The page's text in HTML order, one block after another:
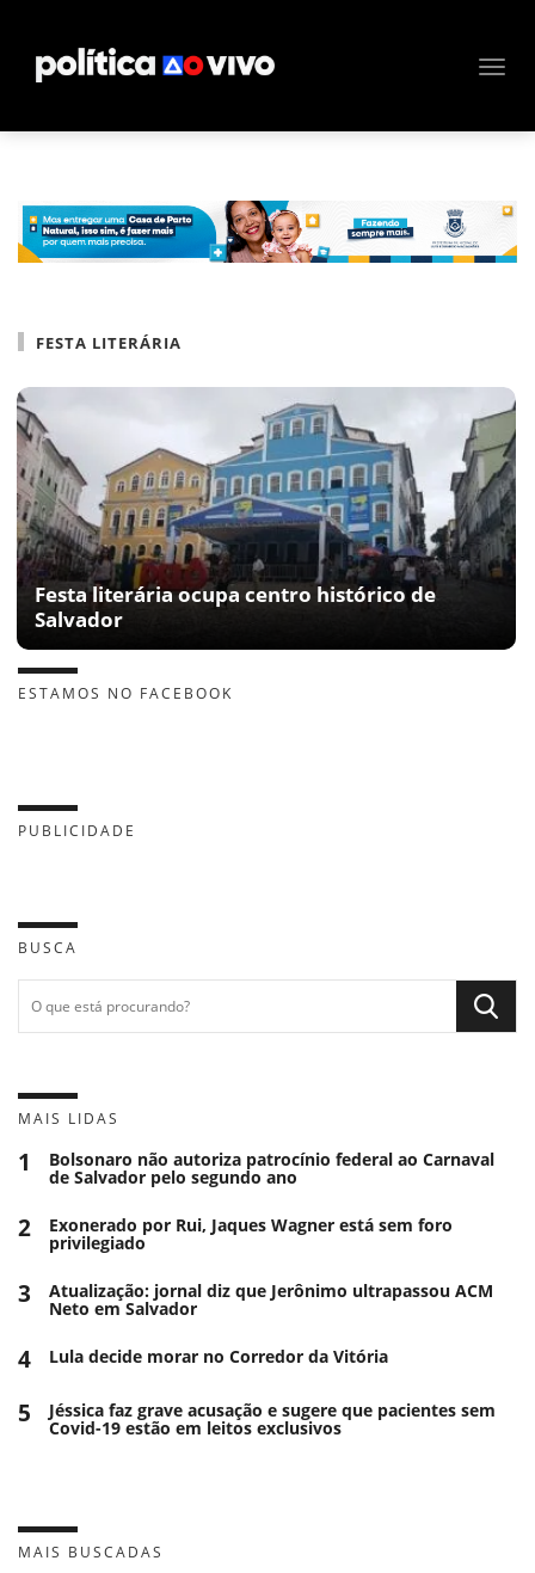
FESTA LITERÁRIA
Festa literária ocupa centro histórico de
Salvador
ESTAMOS NO FACEBOOK
PUBLICIDADE
BUSCA
MAIS LIDAS
1 Bolsonaro não autoriza patrocínio federal ao Carnaval
de Salvador pelo segundo ano
2 Exonerado por Rui, Jaques Wagner está sem foro
privilegiado
3 Atualização: jornal diz que Jerônimo ultrapassou ACM
Neto em Salvador
4 Lula decide morar no Corredor da Vitória
5 Jéssica faz grave acusação e sugere que pacientes sem
Covid-19 estão em leitos exclusivos
MAIS BUSCADAS